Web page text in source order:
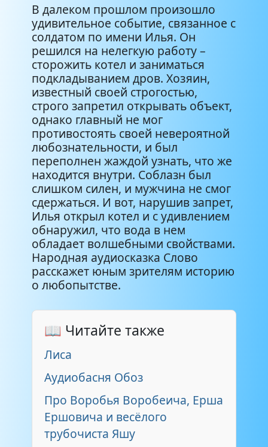
В далеком прошлом произошло
удивительное событие, связанное с
солдатом по имени Илья. Он
решился на нелегкую работу –
сторожить котел и заниматься
подкладыванием дров. Хозяин,
известный своей строгостью,
строго запретил открывать объект,
однако главный не мог
противостоять своей невероятной
любознательности, и был
переполнен жаждой узнать, что же
находится внутри. Соблазн был
слишком силен, и мужчина не смог
сдержаться. И вот, нарушив запрет,
Илья открыл котел и с удивлением
обнаружил, что вода в нем
обладает волшебными свойствами.
Народная аудиосказка Слово
расскажет юным зрителям историю
о любопытстве.
📖 Читайте также
Лиса
Аудиобасня Обоз
Про Воробья Воробеича, Ерша
Ершовича и весёлого
трубочиста Яшу